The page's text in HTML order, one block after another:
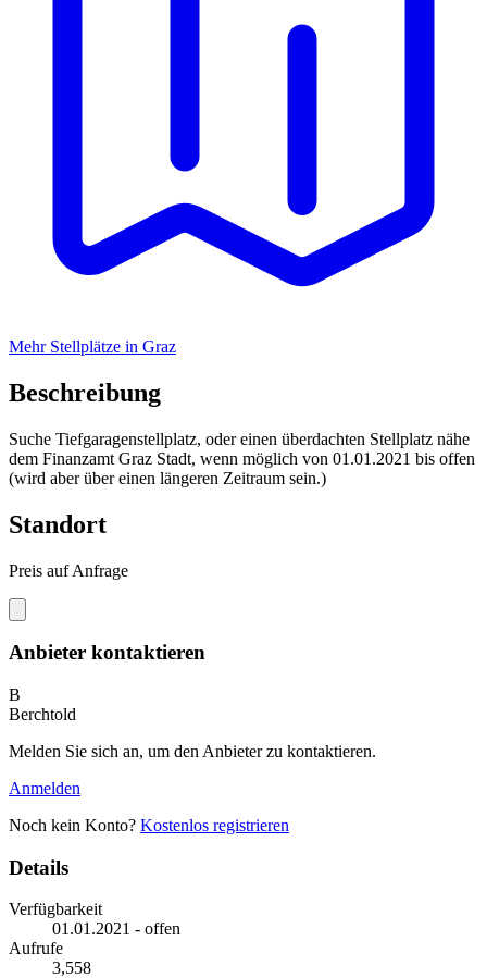
Mehr Stellplätze in Graz
Beschreibung
Suche Tiefgaragenstellplatz, oder einen überdachten Stellplatz nähe
dem Finanzamt Graz Stadt, wenn möglich von 01.01.2021 bis offen
(wird aber über einen längeren Zeitraum sein.)
Standort
Preis auf Anfrage
Anbieter kontaktieren
B
Berchtold
Melden Sie sich an, um den Anbieter zu kontaktieren.
Anmelden
Noch kein Konto? Kostenlos registrieren
Details
Verfügbarkeit
01.01.2021 - offen
Aufrufe
3,558